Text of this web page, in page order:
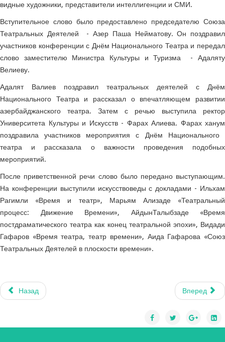
видные художники, представители интеллигенции и СМИ.
Вступительное слово было предоставлено председателю Союза
Театральных Деятелей - Азер Паша Нейматову. Он поздравил
участников конференции с Днём Национального Театра и передал
слово заместителю Министра Культуры и Туризма - Адаляту
Велиеву.
Адалят Валиев поздравил театральных деятелей с Днём
Национального ​​Театра и рассказал о впечатляющем развитии
азербайджанского театра. Затем с речью выступила ректор
Университета Культуры и Искусств - Фарах Алиева. Фарах ханум
поздравила участников мероприятия с Днём Национального ​​
театра и рассказала о важности проведения подобных
мероприятий.
После приветственной речи слово было передано выступающим.
На конференции выступили искусствоведы с докладами - Ильхам
Рагимли «Время и театр», Марьям Ализаде «Театральный
процесс: Движение Времени», АйдынТалыбзаде «Время
постдраматического театра как конец театральной эпохи», Видади
Гафаров «Время театра, театр времени», Аида Гафарова «Союз
Театральных Деятелей в плоскости времени».
Назад Вперед